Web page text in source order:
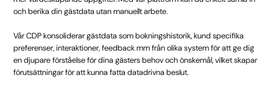
och berika din gästdata utan manuellt arbete.
Vår CDP konsoliderar gästdata som bokningshistorik, kund specifika
preferenser, interaktioner, feedback mm från olika system för att ge dig
en djupare förståelse för dina gästers behov och önskemål, vilket skapar
förutsättningar för att kunna fatta datadrivna beslut.